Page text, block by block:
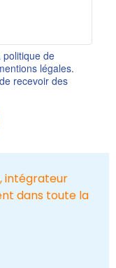
de
légales.
recevoir des
intégrateur
dans toute la